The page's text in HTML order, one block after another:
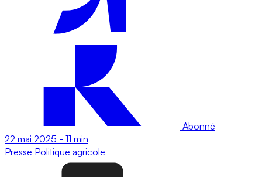
Abonné
22 mai 2025 - 11 min
Presse Politique agricole